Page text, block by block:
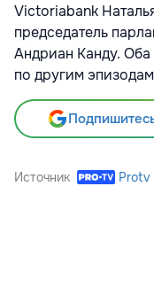
Victoriabank
председатель
Андриан Канду.
по другим
Источник Protv